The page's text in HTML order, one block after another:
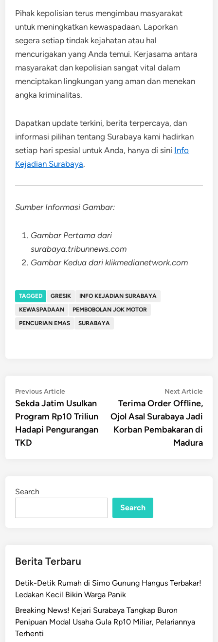
Pihak kepolisian terus mengimbau masyarakat
untuk meningkatkan kewaspadaan. Laporkan
segera setiap tindak kejahatan atau hal
mencurigakan yang Anda temui. Kerjasama antara
masyarakat dan kepolisian sangat vital dalam
menciptakan lingkungan yang aman dan menekan
angka kriminalitas.
Dapatkan update terkini, berita terpercaya, dan
informasi pilihan tentang Surabaya kami hadirkan
setiap hari spesial untuk Anda, hanya di sini Info
Kejadian Surabaya.
Sumber Informasi Gambar:
Gambar Pertama dari
surabaya.tribunnews.com
Gambar Kedua dari klikmedianetwork.com
TAGGED GRESIK
INFO KEJADIAN SURABAYA
KEWASPADAAN
PEMBOBOLAN JOK MOTOR
PENCURIAN EMAS
SURABAYA
Post
navigation
Previous ArticlePrevious
article:
Sekda Jatim Usulkan
Program Rp10 Triliun
Hadapi Pengurangan
TKD
Next Article
Terima Order Offline,
Ojol Asal Surabaya Jadi
Korban Pembakaran di
Madura
Search
Search
Berita Terbaru
Detik-Detik Rumah di Simo Gunung Hangus Terbakar!
Ledakan Kecil Bikin Warga Panik
Breaking News! Kejari Surabaya Tangkap Buron
Penipuan Modal Usaha Gula Rp10 Miliar, Pelariannya
Terhenti